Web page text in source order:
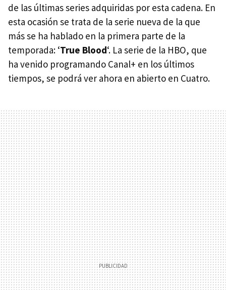
de las últimas series adquiridas por esta cadena. En
esta ocasión se trata de la serie nueva de la que
más se ha hablado en la primera parte de la
temporada: ‘True Blood‘. La serie de la HBO, que
ha venido programando Canal+ en los últimos
tiempos, se podrá ver ahora en abierto en Cuatro.